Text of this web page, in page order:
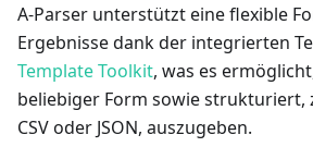
A-Parser unterstützt eine flexible
Ergebnisse dank der integrierten
Template Toolkit, was es
beliebiger Form sowie strukturiert,
CSV oder JSON, auszugeben.